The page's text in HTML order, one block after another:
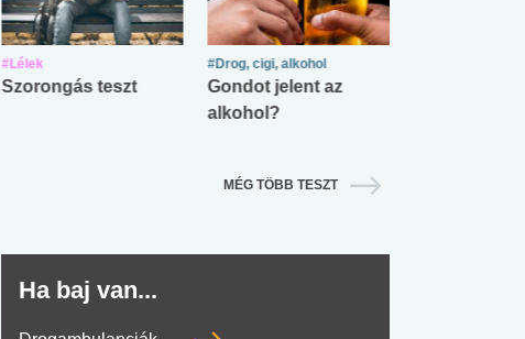
#Lélek
Szorongás teszt
#Drog, cigi, alkohol
Gondot jelent az
alkohol?
MÉG TÖBB TESZT
Ha baj van...